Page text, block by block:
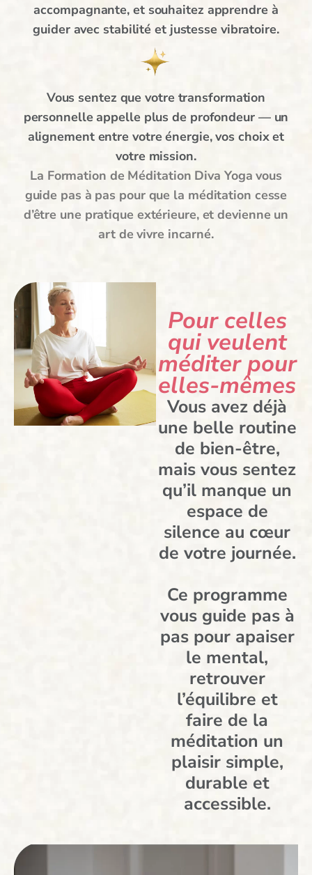
accompagnante, et souhaitez apprendre à
guider avec stabilité et justesse vibratoire.
Vous sentez que votre transformation
personnelle appelle plus de profondeur — un
alignement entre votre énergie, vos choix et
votre mission.
La Formation de Méditation Diva Yoga vous
guide pas à pas pour que la méditation cesse
d’être une pratique extérieure, et devienne un
art de vivre incarné.
Pour celles
qui veulent
méditer pour
elles-mêmes
Vous avez déjà
une belle routine
de bien-être,
mais vous sentez
qu’il manque un
espace de
silence au cœur
de votre journée.
Ce programme
vous guide pas à
pas pour apaiser
le mental,
retrouver
l’équilibre et
faire de la
méditation un
plaisir simple,
durable et
accessible.